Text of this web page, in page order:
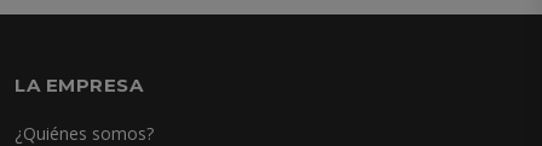
LA EMPRESA
¿Quiénes somos?